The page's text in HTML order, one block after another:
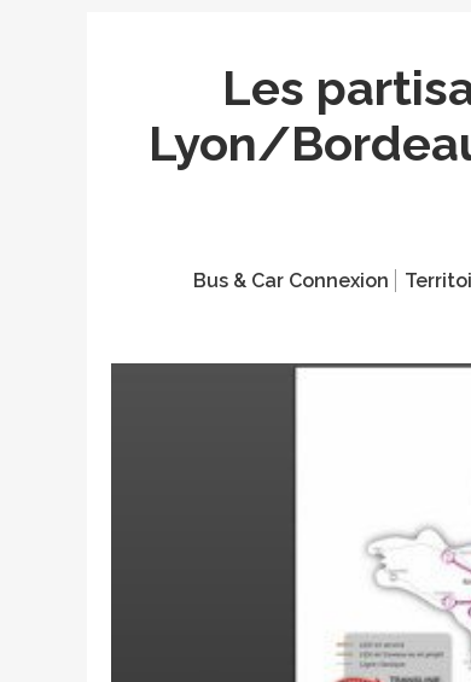
Les
Lyon/
Bus & Car Connexion